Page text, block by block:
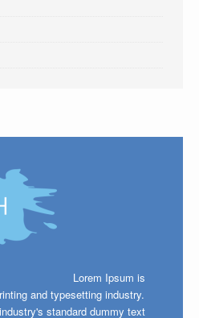
Lorem Ipsum is
and typesetting industry.
standard dummy text